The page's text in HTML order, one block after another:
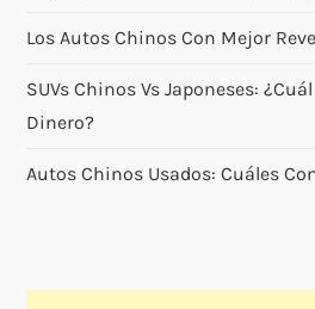
Los Autos Chinos Con Mejor
SUVs Chinos Vs Japoneses:
Dinero?
Autos Chinos Usados: Cuáles